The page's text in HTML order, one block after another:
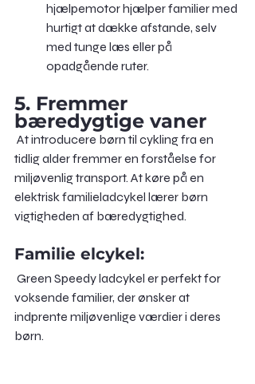
hjælpemotor hjælper familier med
hurtigt at dække afstande, selv
med tunge læs eller på
opadgående ruter.
5. Fremmer
bæredygtige vaner
tidlig alder fremmer en forståelse for
miljøvenlig transport. At køre på en
elektrisk familieladcykel lærer børn
vigtigheden af bæredygtighed.
Familie elcykel:
voksende familier, der ønsker at
indprente miljøvenlige værdier i deres
børn.